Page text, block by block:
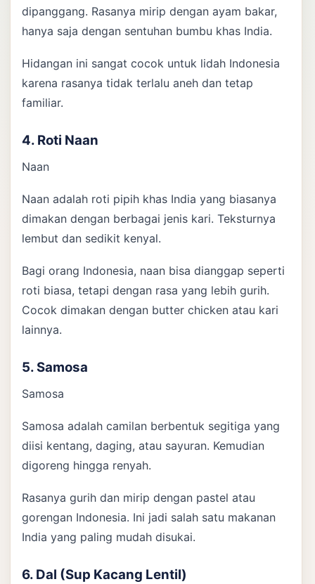
dipanggang. Rasanya mirip dengan ayam bakar,
hanya saja dengan sentuhan bumbu khas India.
Hidangan ini sangat cocok untuk lidah Indonesia
karena rasanya tidak terlalu aneh dan tetap
familiar.
4. Roti Naan
Naan
Naan adalah roti pipih khas India yang biasanya
dimakan dengan berbagai jenis kari. Teksturnya
lembut dan sedikit kenyal.
Bagi orang Indonesia, naan bisa dianggap seperti
roti biasa, tetapi dengan rasa yang lebih gurih.
Cocok dimakan dengan butter chicken atau kari
lainnya.
5. Samosa
Samosa
Samosa adalah camilan berbentuk segitiga yang
diisi kentang, daging, atau sayuran. Kemudian
digoreng hingga renyah.
Rasanya gurih dan mirip dengan pastel atau
gorengan Indonesia. Ini jadi salah satu makanan
India yang paling mudah disukai.
6. Dal (Sup Kacang Lentil)